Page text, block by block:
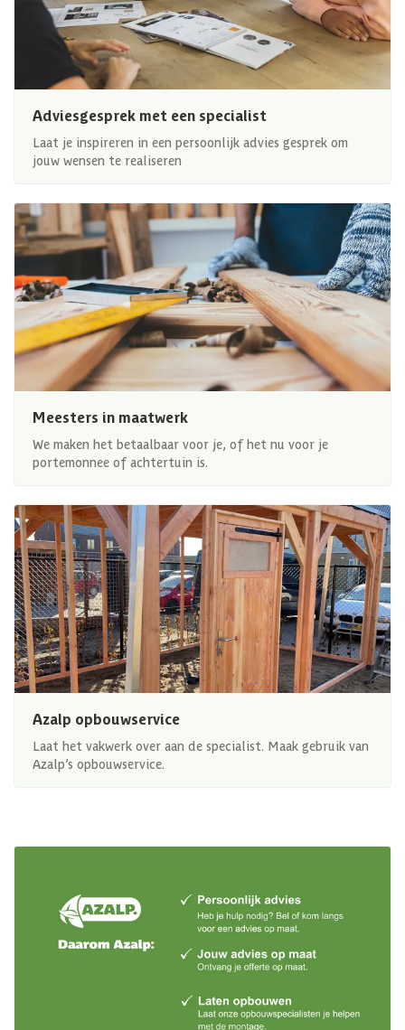
Adviesgesprek met een specialist
Laat je inspireren in een persoonlijk advies gesprek om
jouw wensen te realiseren
Meesters in maatwerk
We maken het betaalbaar voor je, of het nu voor je
portemonnee of achtertuin is.
Azalp opbouwservice
Laat het vakwerk over aan de specialist. Maak gebruik van
Azalp’s opbouwservice.